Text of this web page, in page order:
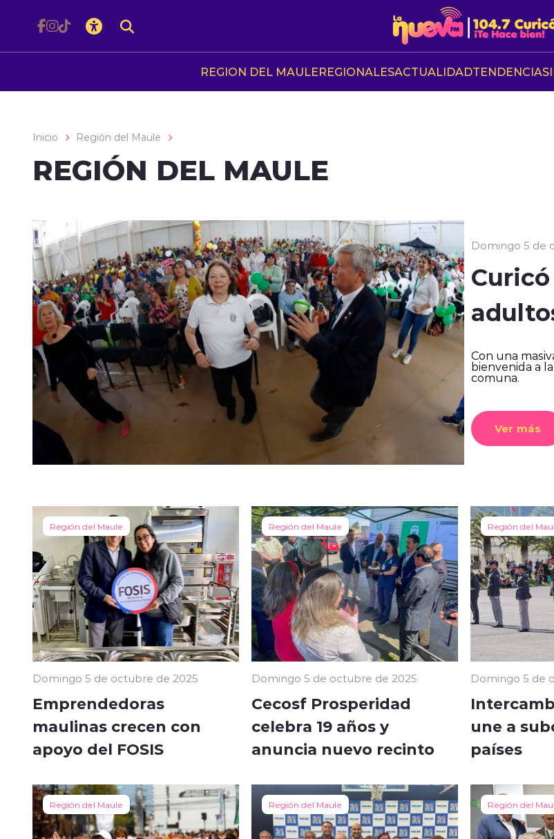
REGION DEL MAULEREGIONALESACTUALIDADTENDENCIAS
Inicio Región del Maule
REGIÓN DEL MAULE
Domingo 5 de
Con una
bienvenida a
comuna.
Ver más
Región del Maule
Domingo 5 de octubre de 2025
Emprendedoras
maulinas crecen con
apoyo del FOSIS
Región del Maule
Domingo 5 de octubre de 2025
Cecosf Prosperidad
celebra 19 años y
anuncia nuevo recinto
Región del
Domingo 5 de
une a
países
Región del Maule Región del Maule Región del